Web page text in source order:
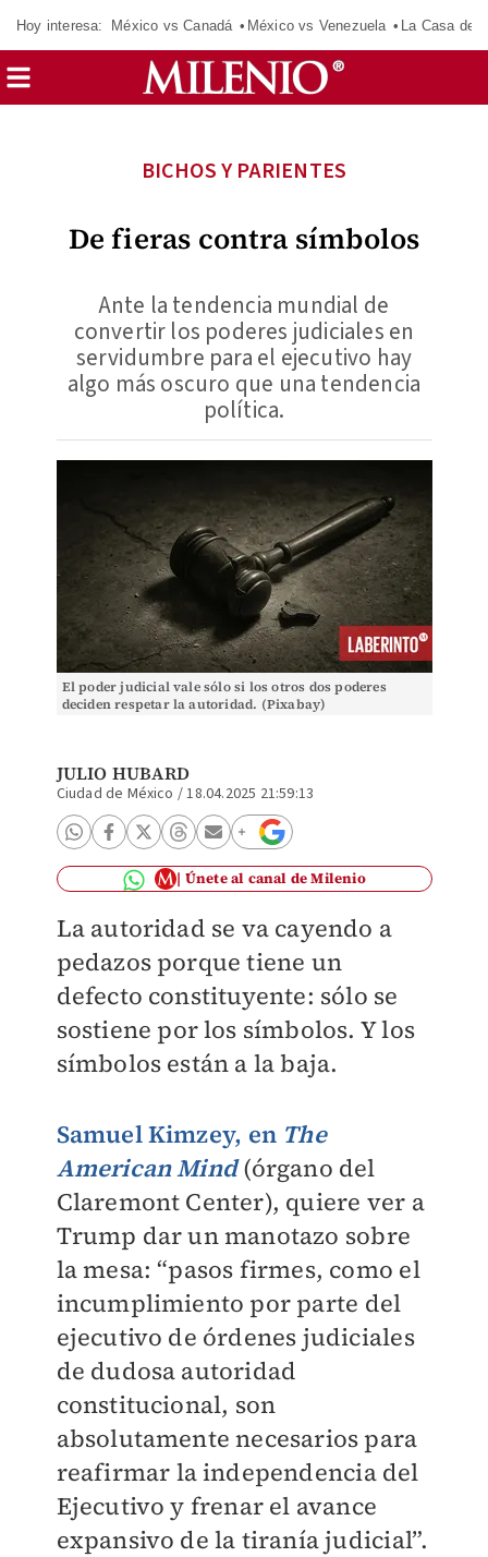
Hoy interesa: México vs Canadá México vs Venezuela La Casa de
De fieras contra símbolos
BICHOS Y PARIENTES
Ante la tendencia mundial de
convertir los poderes judiciales en
servidumbre para el ejecutivo hay
algo más oscuro que una tendencia
política.
El poder judicial vale sólo si los otros dos poderes
deciden respetar la autoridad. (Pixabay)
JULIO HUBARD
Ciudad de México /18.04.2025 21:59:13
Únete al canal de Milenio
La autoridad se va cayendo a
pedazos porque tiene un
defecto constituyente: sólo se
sostiene por los símbolos. Y los
símbolos están a la baja.
Samuel Kimzey, en The
American Mind(órgano del
Claremont Center), quiere ver a
Trump dar un manotazo sobre
la mesa: “pasos firmes, como el
incumplimiento por parte del
ejecutivo de órdenes judiciales
de dudosa autoridad
constitucional, son
absolutamente necesarios para
reafirmar la independencia del
Ejecutivo y frenar el avance
expansivo de la tiranía judicial”.